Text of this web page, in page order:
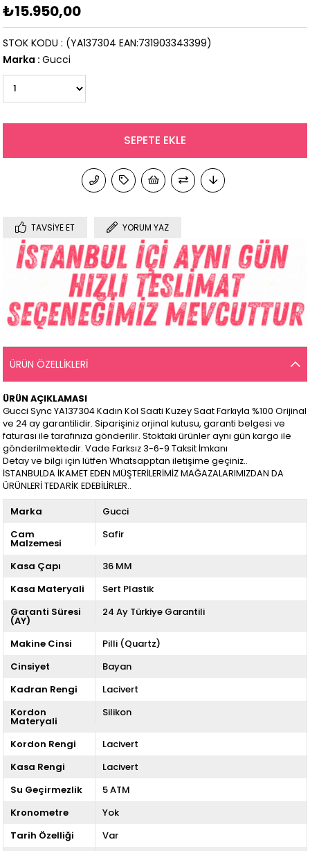
₺15.950,00
(YA137304 EAN:731903343399)
STOK KODU
Marka : Gucci
TAVSIYE ET YORUM YAZ
ÜRÜN ÖZELLIKLERI
ÜRÜN AÇIKLAMASI
Gucci Sync YA137304 Kadın Kol Saati Kuzey Saat Farkıyla %100 Orijinal
ve 24 ay garantilidir. Siparişiniz orjinal kutusu, garanti belgesi ve
faturası ile tarafınıza gönderilir. Stoktaki ürünler aynı gün kargo ile
gönderilmektedir. Vade Farksız 3-6-9 Taksit İmkanı
Detay ve bilgi için lütfen Whatsapptan iletişime geçiniz..
İSTANBULDA İKAMET EDEN MÜŞTERİLERİMİZ MAĞAZALARIMIZDAN DA
ÜRÜNLERİ TEDARİK EDEBİLİRLER..
Marka
Gucci
Cam
Malzemesi
Safir
Kasa Çapı
36 MM
Kasa Materyali
Sert Plastik
Garanti Süresi
(AY)
24 Ay Türkiye Garantili
Makine Cinsi
Pilli (Quartz)
Cinsiyet
Bayan
Kadran Rengi
Lacivert
Kordon
Materyali
Silikon
Kordon Rengi
Lacivert
Kasa Rengi
Lacivert
Su Geçirmezlik
5 ATM
Kronometre
Yok
Tarih Özelliği
Var